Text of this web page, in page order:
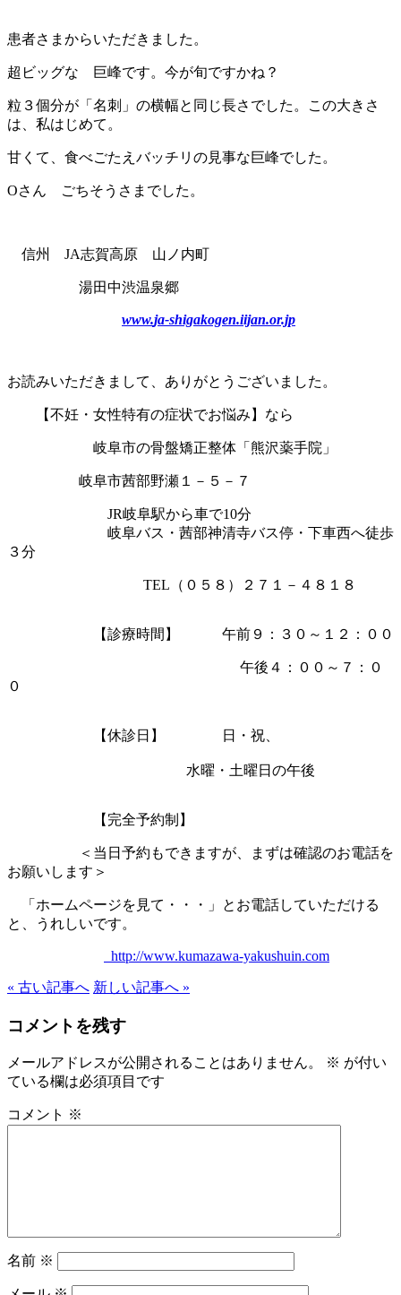
患者さまからいただきました。
超ビッグな 巨峰です。今が旬ですかね？
粒３個分が「名刺」の横幅と同じ長さでした。この大きさ
は、私はじめて。
甘くて、食べごたえバッチリの見事な巨峰でした。
Oさん ごちそうさまでした。
信州 JA志賀高原 山ノ内町
湯田中渋温泉郷
www.ja-shigakogen.iijan.or.jp
お読みいただきまして、ありがとうございました。
【不妊・女性特有の症状でお悩み】なら
岐阜市の骨盤矯正整体「熊沢薬手院」
岐阜市茜部野瀬１－５－７
JR岐阜駅から車で10分
岐阜バス・茜部神清寺バス停・下車西へ徒歩
３分
TEL（０５８）２７１－４８１８
【診療時間】 午前９：３０～１２：００
午後４：００～７：０
０
【休診日】 日・祝、
水曜・土曜日の午後
【完全予約制】
＜当日予約もできますが、まずは確認のお電話を
お願いします＞
「ホームページを見て・・・」とお電話していただける
と、うれしいです。
http://www.kumazawa-yakushuin.com
« 古い記事へ 新しい記事へ »
コメントを残す
メールアドレスが公開されることはありません。 ※ が付い
ている欄は必須項目です
コメント ※
名前 ※